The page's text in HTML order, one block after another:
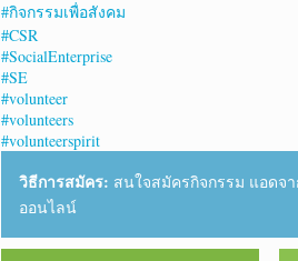
#กิจกรรมเพื่อสังคม
#CSR
#SocialEnterprise
#SE
#volunteer
#volunteers
#volunteerspirit
วิธีการสมัคร: สนใจสมัครกิจกรรม แอดจ
ออนไลน์